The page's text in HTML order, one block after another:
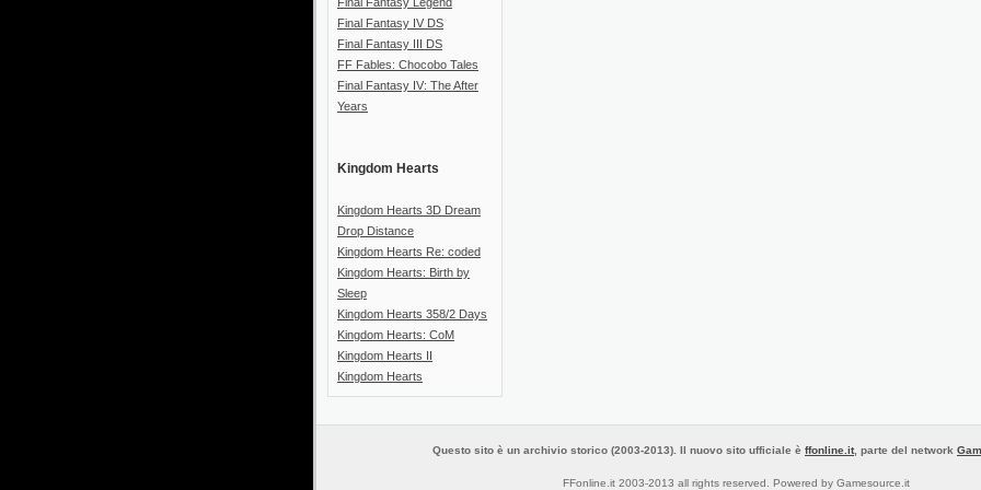
Final Fantasy IV DS
Final Fantasy III DS
FF Fables: Chocobo Tales
Final Fantasy IV: The After
Years
Kingdom Hearts
Kingdom Hearts 3D Dream
Drop Distance
Kingdom Hearts Re: coded
Kingdom Hearts: Birth by
Sleep
Kingdom Hearts 358/2 Days
Kingdom Hearts: CoM
Kingdom Hearts II
Kingdom Hearts
Questo sito è un archivio storico (2003-2013). Il nuovo sito ufficiale è ffonline.it, parte del network
FFonline.it 2003-2013 all rights reserved. Powered by Gamesource.it